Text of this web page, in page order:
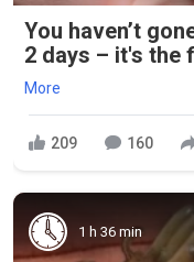
You haven’t
2 days – it's the
More
209 160
1 h 36 min